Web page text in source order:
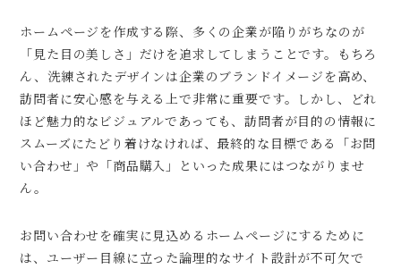
ホームページを作成する際、多くの企業が陥りがちなのが
「見た目の美しさ」だけを追求してしまうことです。もちろ
ん、洗練されたデザインは企業のブランドイメージを高め、
訪問者に安心感を与える上で非常に重要です。しかし、どれ
ほど魅力的なビジュアルであっても、訪問者が目的の情報に
スムーズにたどり着けなければ、最終的な目標である「お問
い合わせ」や「商品購入」といった成果にはつながりませ
ん。
お問い合わせを確実に見込めるホームページにするために
は、ユーザー目線に立った論理的なサイト設計が不可欠で